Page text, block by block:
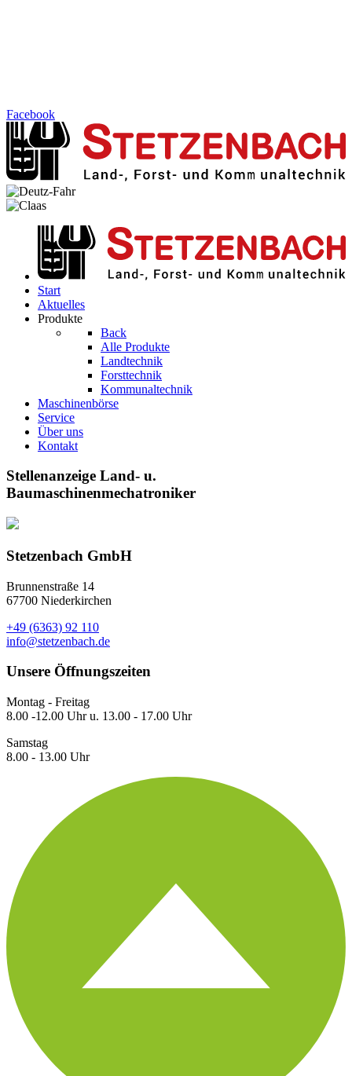
Facebook
Start
Aktuelles
Produkte
Back
Alle Produkte
Landtechnik
Forsttechnik
Kommunaltechnik
Maschinenbörse
Service
Über uns
Kontakt
Stellenanzeige Land- u.
Baumaschinenmechatroniker
Stetzenbach GmbH
Brunnenstraße 14
67700 Niederkirchen
+49 (6363) 92 110
info@stetzenbach.de
Unsere Öffnungszeiten
Montag - Freitag
8.00 -12.00 Uhr u. 13.00 - 17.00 Uhr
Samstag
8.00 - 13.00 Uhr